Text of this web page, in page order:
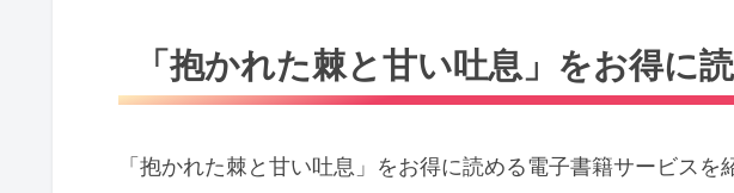
「抱かれた棘と甘い吐息」をお得に
「抱かれた棘と甘い吐息」をお得に読める電子書籍サービスを